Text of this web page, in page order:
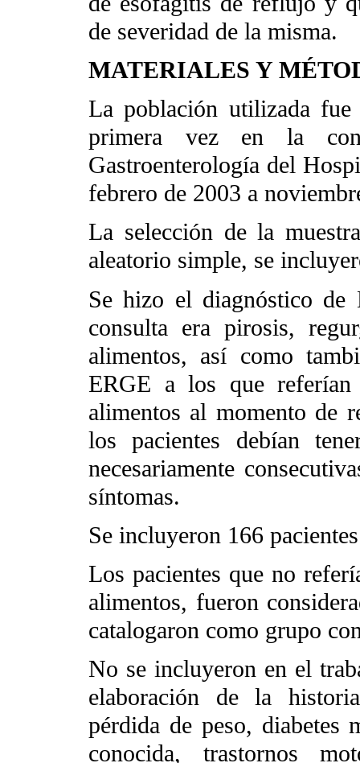
de severidad de la misma.
MATERIALES Y
La población utilizada fue
primera vez en la
Gastroenterología del
febrero de 2003 a
La selección de la
aleatorio simple, se
Se hizo el diagnóstico
consulta era pirosis,
alimentos, así como
ERGE a los que
alimentos al momento de
los pacientes debían
necesariamente
síntomas.
Se incluyeron 166
Los pacientes que no
alimentos, fueron
catalogaron como grupo
No se incluyeron en el
elaboración de la
pérdida de peso, diabetes
conocida, trastornos